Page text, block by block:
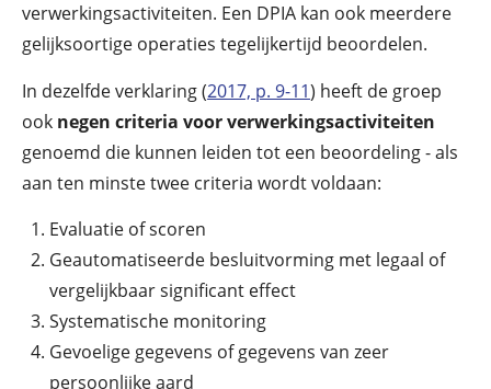
verwerkingsactiviteiten. Een DPIA kan ook meerdere
gelijksoortige operaties tegelijkertijd beoordelen.
In dezelfde verklaring (2017, p. 9-11) heeft de groep
ook negen criteria voor verwerkingsactiviteiten
genoemd die kunnen leiden tot een beoordeling - als
aan ten minste twee criteria wordt voldaan:
Evaluatie of scoren
Geautomatiseerde besluitvorming met legaal of
vergelijkbaar significant effect
Systematische monitoring
Gevoelige gegevens of gegevens van zeer
persoonlijke aard